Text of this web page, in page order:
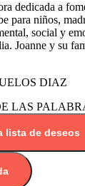
dedicada a
para niños,
social y
Joanne y su
DIAZ
lista de deseos